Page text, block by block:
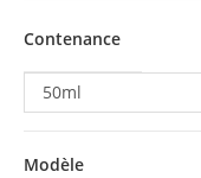
Contenance
50ml
Modèle